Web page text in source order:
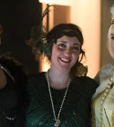
Workshops
Rondleidingen
Locaties